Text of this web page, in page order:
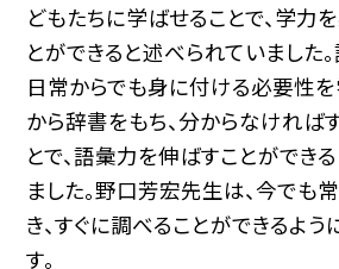
どもたちに学ばせることで、学力
とができると述べられていました
日常からでも身に付ける必要性を
から辞書をもち、分からなければ
とで、語彙力を伸ばすことができ
ました。野口芳宏先生は、今でも
き、すぐに調べることができるよう
す。